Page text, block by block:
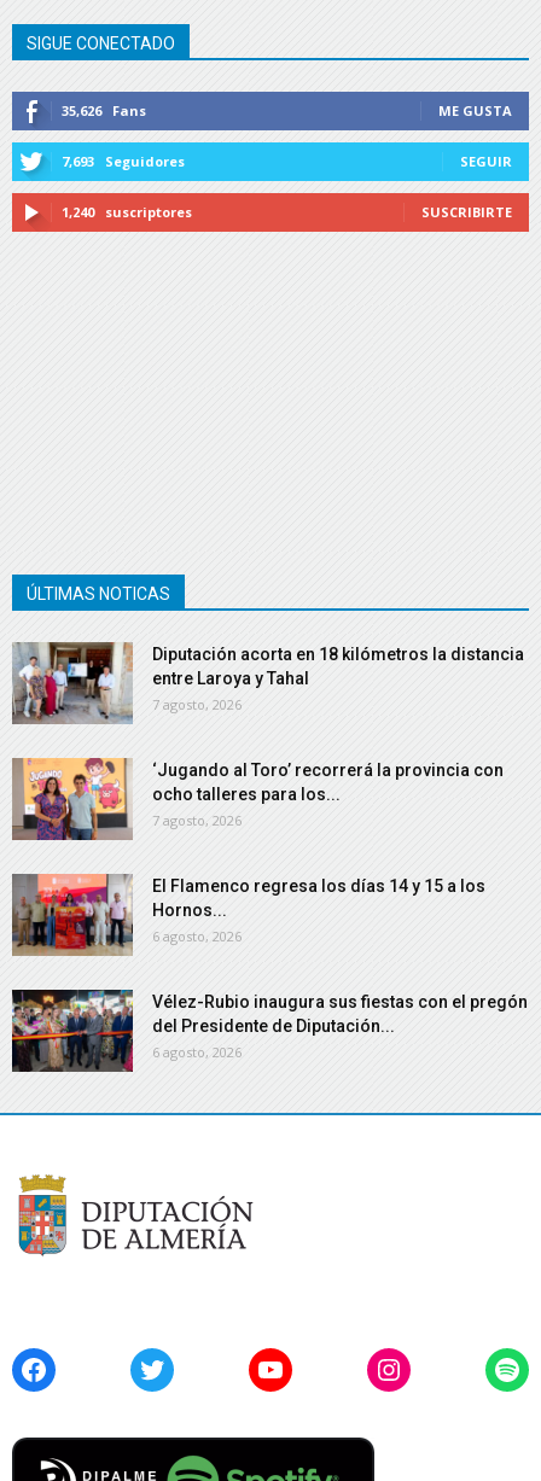
SIGUE CONECTADO
35,626 Fans ME GUSTA
7,693 Seguidores SEGUIR
1,240 suscriptores SUSCRIBIRTE
ÚLTIMAS NOTICAS
Diputación acorta en 18 kilómetros la distancia
entre Laroya y Tahal
7 agosto, 2026
‘Jugando al Toro’ recorrerá la provincia con
ocho talleres para los...
7 agosto, 2026
El Flamenco regresa los días 14 y 15 a los
Hornos...
6 agosto, 2026
Vélez-Rubio inaugura sus fiestas con el pregón
del Presidente de Diputación...
6 agosto, 2026
FacebookTwitter YouTubeInstagram